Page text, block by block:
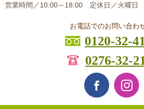
営業時間／10:00～18:00 定休日／火曜日
お電話でのお問い合わ
0120-32-
0276-32-